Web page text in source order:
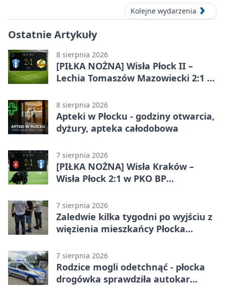
Kolejne wydarzenia
Ostatnie Artykuły
8 sierpnia 2026
[PIŁKA NOŻNA] Wisła Płock II –
Lechia Tomaszów Mazowiecki 2:1 w
8 sierpnia 2026
Apteki w Płocku - godziny otwarcia,
dyżury, apteka całodobowa
7 sierpnia 2026
[PIŁKA NOŻNA] Wisła Kraków –
Wisła Płock 2:1 w PKO BP
rozstrzygnęli mecz przed przerwą
7 sierpnia 2026
Zaledwie kilka tygodni po wyjściu z
więzienia mieszkańcy Płocka
7 sierpnia 2026
Rodzice mogli odetchnąć - płocka
drogówka sprawdziła autokar